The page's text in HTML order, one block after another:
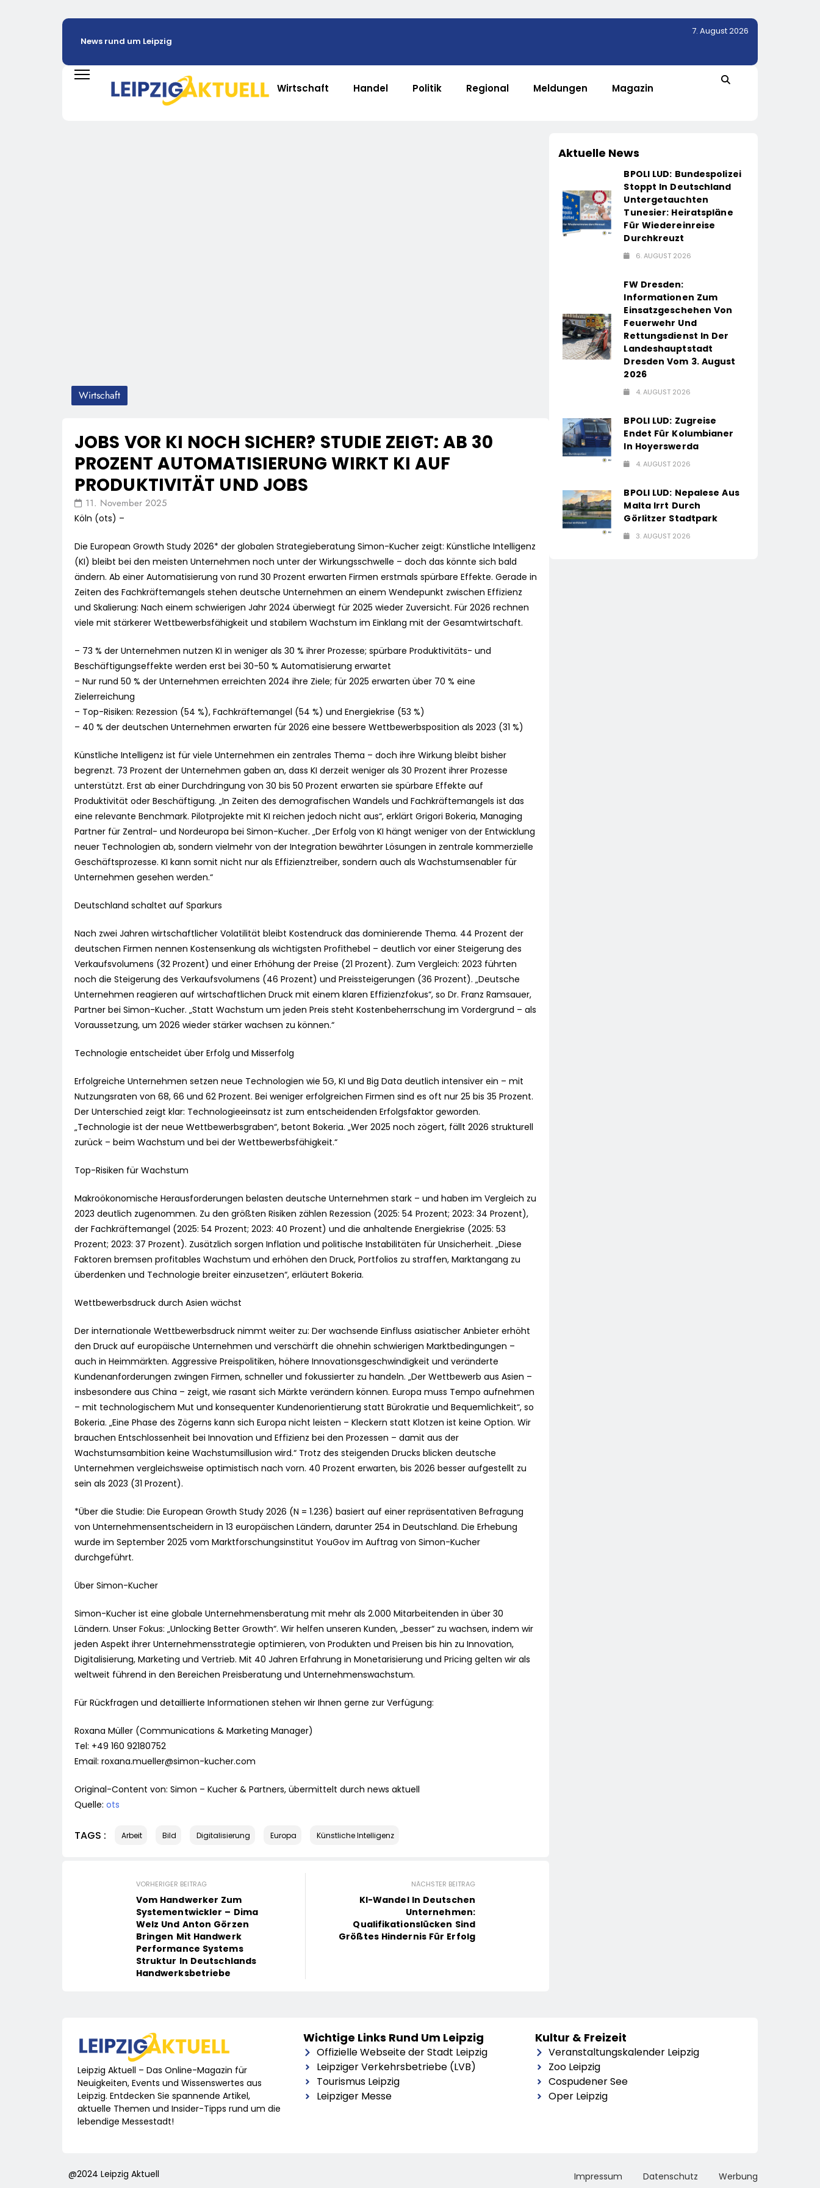
News rund um Leipzig
7. August 2026
Wirtschaft Handel Politik Regional Meldungen Magazin
Wirtschaft
JOBS VOR KI NOCH SICHER? STUDIE ZEIGT: AB 30
PROZENT AUTOMATISIERUNG WIRKT KI AUF
PRODUKTIVITÄT UND JOBS
11. November 2025
Köln (ots) –
Die European Growth Study 2026* der globalen Strategieberatung Simon-Kucher zeigt: Künstliche Intelligenz
(KI) bleibt bei den meisten Unternehmen noch unter der Wirkungsschwelle – doch das könnte sich bald
ändern. Ab einer Automatisierung von rund 30 Prozent erwarten Firmen erstmals spürbare Effekte. Gerade in
Zeiten des Fachkräftemangels stehen deutsche Unternehmen an einem Wendepunkt zwischen Effizienz
und Skalierung: Nach einem schwierigen Jahr 2024 überwiegt für 2025 wieder Zuversicht. Für 2026 rechnen
viele mit stärkerer Wettbewerbsfähigkeit und stabilem Wachstum im Einklang mit der Gesamtwirtschaft.
– 73 % der Unternehmen nutzen KI in weniger als 30 % ihrer Prozesse; spürbare Produktivitäts- und
Beschäftigungseffekte werden erst bei 30-50 % Automatisierung erwartet
– Nur rund 50 % der Unternehmen erreichten 2024 ihre Ziele; für 2025 erwarten über 70 % eine
Zielerreichung
– Top-Risiken: Rezession (54 %), Fachkräftemangel (54 %) und Energiekrise (53 %)
– 40 % der deutschen Unternehmen erwarten für 2026 eine bessere Wettbewerbsposition als 2023 (31 %)
Künstliche Intelligenz ist für viele Unternehmen ein zentrales Thema – doch ihre Wirkung bleibt bisher
begrenzt. 73 Prozent der Unternehmen gaben an, dass KI derzeit weniger als 30 Prozent ihrer Prozesse
unterstützt. Erst ab einer Durchdringung von 30 bis 50 Prozent erwarten sie spürbare Effekte auf
Produktivität oder Beschäftigung. „In Zeiten des demografischen Wandels und Fachkräftemangels ist das
eine relevante Benchmark. Pilotprojekte mit KI reichen jedoch nicht aus“, erklärt Grigori Bokeria, Managing
Partner für Zentral- und Nordeuropa bei Simon-Kucher. „Der Erfolg von KI hängt weniger von der Entwicklung
neuer Technologien ab, sondern vielmehr von der Integration bewährter Lösungen in zentrale kommerzielle
Geschäftsprozesse. KI kann somit nicht nur als Effizienztreiber, sondern auch als Wachstumsenabler für
Unternehmen gesehen werden.“
Deutschland schaltet auf Sparkurs
Nach zwei Jahren wirtschaftlicher Volatilität bleibt Kostendruck das dominierende Thema. 44 Prozent der
deutschen Firmen nennen Kostensenkung als wichtigsten Profithebel – deutlich vor einer Steigerung des
Verkaufsvolumens (32 Prozent) und einer Erhöhung der Preise (21 Prozent). Zum Vergleich: 2023 führten
noch die Steigerung des Verkaufsvolumens (46 Prozent) und Preissteigerungen (36 Prozent). „Deutsche
Unternehmen reagieren auf wirtschaftlichen Druck mit einem klaren Effizienzfokus“, so Dr. Franz Ramsauer,
Partner bei Simon-Kucher. „Statt Wachstum um jeden Preis steht Kostenbeherrschung im Vordergrund – als
Voraussetzung, um 2026 wieder stärker wachsen zu können.“
Technologie entscheidet über Erfolg und Misserfolg
Erfolgreiche Unternehmen setzen neue Technologien wie 5G, KI und Big Data deutlich intensiver ein – mit
Nutzungsraten von 68, 66 und 62 Prozent. Bei weniger erfolgreichen Firmen sind es oft nur 25 bis 35 Prozent.
Der Unterschied zeigt klar: Technologieeinsatz ist zum entscheidenden Erfolgsfaktor geworden.
„Technologie ist der neue Wettbewerbsgraben“, betont Bokeria. „Wer 2025 noch zögert, fällt 2026 strukturell
zurück – beim Wachstum und bei der Wettbewerbsfähigkeit.“
Top-Risiken für Wachstum
Makroökonomische Herausforderungen belasten deutsche Unternehmen stark – und haben im Vergleich zu
2023 deutlich zugenommen. Zu den größten Risiken zählen Rezession (2025: 54 Prozent; 2023: 34 Prozent),
der Fachkräftemangel (2025: 54 Prozent; 2023: 40 Prozent) und die anhaltende Energiekrise (2025: 53
Prozent; 2023: 37 Prozent). Zusätzlich sorgen Inflation und politische Instabilitäten für Unsicherheit. „Diese
Faktoren bremsen profitables Wachstum und erhöhen den Druck, Portfolios zu straffen, Marktangang zu
überdenken und Technologie breiter einzusetzen“, erläutert Bokeria.
Wettbewerbsdruck durch Asien wächst
Der internationale Wettbewerbsdruck nimmt weiter zu: Der wachsende Einfluss asiatischer Anbieter erhöht
den Druck auf europäische Unternehmen und verschärft die ohnehin schwierigen Marktbedingungen –
auch in Heimmärkten. Aggressive Preispolitiken, höhere Innovationsgeschwindigkeit und veränderte
Kundenanforderungen zwingen Firmen, schneller und fokussierter zu handeln. „Der Wettbewerb aus Asien –
insbesondere aus China – zeigt, wie rasant sich Märkte verändern können. Europa muss Tempo aufnehmen
– mit technologischem Mut und konsequenter Kundenorientierung statt Bürokratie und Bequemlichkeit“, so
Bokeria. „Eine Phase des Zögerns kann sich Europa nicht leisten – Kleckern statt Klotzen ist keine Option. Wir
brauchen Entschlossenheit bei Innovation und Effizienz bei den Prozessen – damit aus der
Wachstumsambition keine Wachstumsillusion wird.“ Trotz des steigenden Drucks blicken deutsche
Unternehmen vergleichsweise optimistisch nach vorn. 40 Prozent erwarten, bis 2026 besser aufgestellt zu
sein als 2023 (31 Prozent).
*Über die Studie: Die European Growth Study 2026 (N = 1.236) basiert auf einer repräsentativen Befragung
von Unternehmensentscheidern in 13 europäischen Ländern, darunter 254 in Deutschland. Die Erhebung
wurde im September 2025 vom Marktforschungsinstitut YouGov im Auftrag von Simon-Kucher
durchgeführt.
Über Simon-Kucher
Simon-Kucher ist eine globale Unternehmensberatung mit mehr als 2.000 Mitarbeitenden in über 30
Ländern. Unser Fokus: „Unlocking Better Growth“. Wir helfen unseren Kunden, „besser“ zu wachsen, indem wir
jeden Aspekt ihrer Unternehmensstrategie optimieren, von Produkten und Preisen bis hin zu Innovation,
Digitalisierung, Marketing und Vertrieb. Mit 40 Jahren Erfahrung in Monetarisierung und Pricing gelten wir als
weltweit führend in den Bereichen Preisberatung und Unternehmenswachstum.
Für Rückfragen und detaillierte Informationen stehen wir Ihnen gerne zur Verfügung:
Roxana Müller (Communications & Marketing Manager)
Tel: +49 160 92180752
Email: roxana.mueller@simon-kucher.com
Original-Content von: Simon – Kucher & Partners, übermittelt durch news aktuell
Quelle: ots
TAGS : Arbeit Bild Digitalisierung Europa Künstliche Intelligenz
VORHERIGER BEITRAG
Vom Handwerker Zum
Systementwickler – Dima
Welz Und Anton Görzen
Bringen Mit Handwerk
Performance Systems
Struktur In Deutschlands
Handwerksbetriebe
NÄCHSTER BEITRAG
KI-Wandel In Deutschen
Unternehmen:
Qualifikationslücken Sind
Größtes Hindernis Für Erfolg
Aktuelle News
BPOLI LUD: Bundespolizei
Stoppt In Deutschland
Untergetauchten
Tunesier: Heiratspläne
Für Wiedereinreise
Durchkreuzt
6. AUGUST 2026
FW Dresden:
Informationen Zum
Einsatzgeschehen Von
Feuerwehr Und
Rettungsdienst In Der
Landeshauptstadt
Dresden Vom 3. August
2026
4. AUGUST 2026
BPOLI LUD: Zugreise
Endet Für Kolumbianer
In Hoyerswerda
4. AUGUST 2026
BPOLI LUD: Nepalese Aus
Malta Irrt Durch
Görlitzer Stadtpark
3. AUGUST 2026
Leipzig Aktuell – Das Online-Magazin für
Neuigkeiten, Events und Wissenswertes aus
Leipzig. Entdecken Sie spannende Artikel,
aktuelle Themen und Insider-Tipps rund um die
lebendige Messestadt!
Wichtige Links Rund Um Leipzig
Offizielle Webseite der Stadt Leipzig
Leipziger Verkehrsbetriebe (LVB)
Tourismus Leipzig
Leipziger Messe
Kultur & Freizeit
Veranstaltungskalender Leipzig
Zoo Leipzig
Cospudener See
Oper Leipzig
@2024 Leipzig Aktuell Impressum Datenschutz Werbung